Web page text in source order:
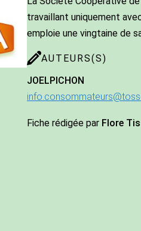
travaillant uniquement
emploie une vingtaine de
AUTEURS(S)
JOELPICHON
Fiche rédigée par Flore